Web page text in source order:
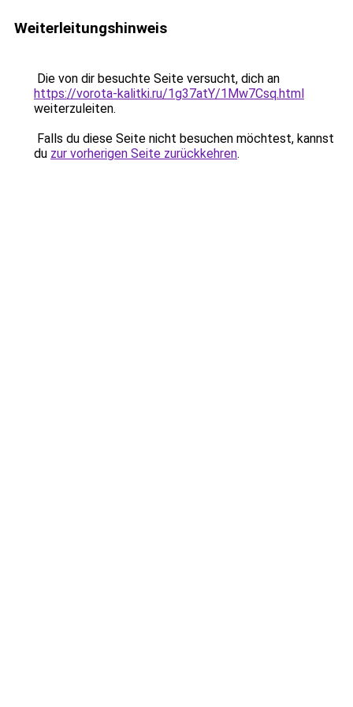
Weiterleitungshinweis
Die von dir besuchte Seite versucht, dich an
https://vorota-kalitki.ru/1g37atY/1Mw7Csq.html
weiterzuleiten.
Falls du diese Seite nicht besuchen möchtest, kannst
du zur vorherigen Seite zurückkehren.